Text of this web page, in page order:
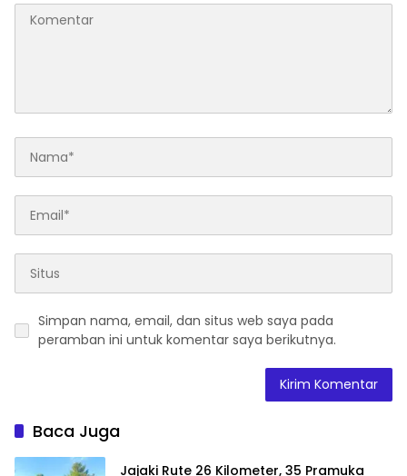
Simpan nama, email, dan situs web saya pada
peramban ini untuk komentar saya berikutnya.
Baca Juga
Jajaki Rute 26 Kilometer, 35 Pramuka